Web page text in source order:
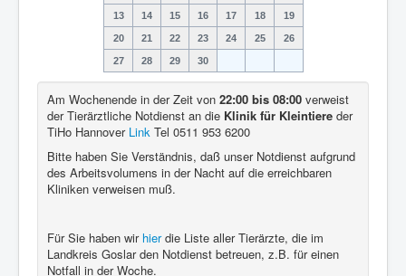
13 14 15 16 17 18 19
20 21 22 23 24 25 26
27 28 29 30
Am Wochenende in der Zeit von 22:00 bis 08:00 verweist
der Tierärztliche Notdienst an die Klinik für Kleintiere der
TiHo Hannover Link Tel 0511 953 6200
Bitte haben Sie Verständnis, daß unser Notdienst aufgrund
des Arbeitsvolumens in der Nacht auf die erreichbaren
Kliniken verweisen muß.
Für Sie haben wir hierdie Liste aller Tierärzte, die im
Landkreis Goslar den Notdienst betreuen, z.B. für einen
Notfall in der Woche.